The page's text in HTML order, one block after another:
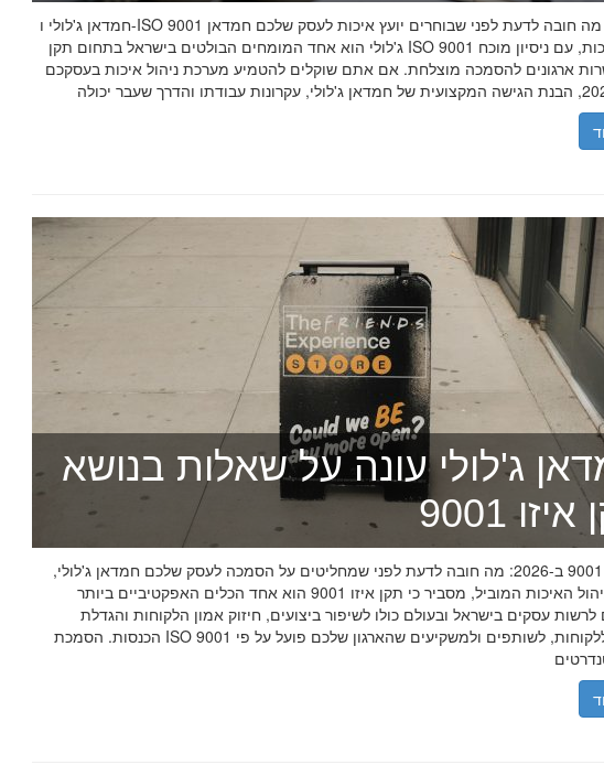
חמדאן ג'לולי ו-ISO 9001 ב-2026: מה חובה לדעת לפני שבוחרים יועץ איכות לעסק שלכם חמדאן
ג'לולי הוא אחד המומחים הבולטים בישראל בתחום תקן ISO 9001 וניהול איכות, עם ניסיון מוכח
ארגונים להסמכה מוצלחת. אם אתם שוקלים להטמיע מערכת ניהול איכות בעסקכם
ג'לולי עונה על שאלות בנושא
9001
תקן איזו 9001 ב-2026: מה חובה לדעת לפני שמחליטים על הסמכה לעסק שלכם חמדאן ג'לולי,
מומחה ניהול האיכות המוביל, מסביר כי תקן איזו 9001 הוא אחד הכלים האפקטיביים ביותר
עסקים בישראל ובעולם כולו לשיפור ביצועים, חיזוק אמון הלקוחות והגדלת
הכנסות. הסמכת ISO 9001 מוכיחה ללקוחות, לשותפים ולמשקיעים שהארגון שלכם פועל על פי